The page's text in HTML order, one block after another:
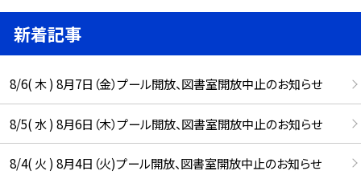
新着記事
8/6( 木 ) 8月7日（金）プール開放、図書室開放中止のお知らせ
8/5( 水 ) 8月6日（木）プール開放、図書室開放中止のお知らせ
8/4( 火 ) 8月4日（火)プール開放、図書室開放中止のお知らせ